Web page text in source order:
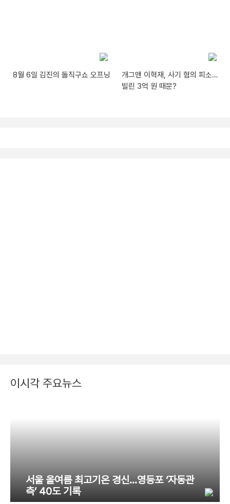
8월 6일 김진의 돌직구쇼 오프닝
개그맨 이혁재, 사기 혐의 피소…
빌린 3억 원 때문?
이시각 주요뉴스
서울 올여름 최고기온 경신…영등포 ‘자동관
측’ 40도 기록